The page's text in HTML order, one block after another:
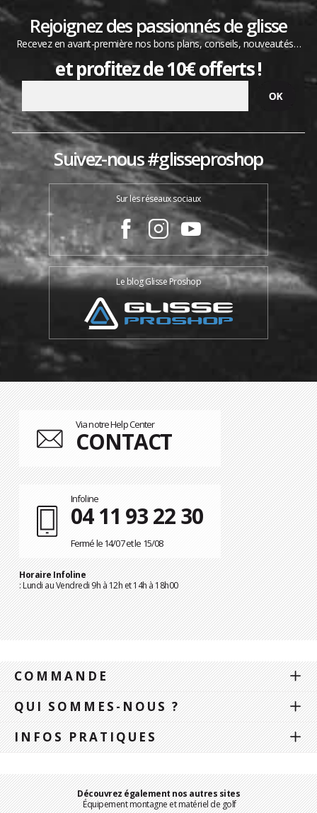
Rejoignez des passionnés de glisse
Recevez en avant-première nos bons plans, conseils, nouveautés…
et profitez de 10€ offerts !
Suivez-nous #glisseproshop
Sur les réseaux sociaux
Le blog Glisse Proshop
Via notre Help Center
CONTACT
Infoline
04 11 93 22 30
Fermé le 14/07 et le 15/08
Horaire Infoline
: Lundi au Vendredi 9h à 12h et 14h à 18h00
COMMANDE
QUI SOMMES-NOUS ?
INFOS PRATIQUES
Découvrez également nos autres sites
Équipement montagne et matériel de golf